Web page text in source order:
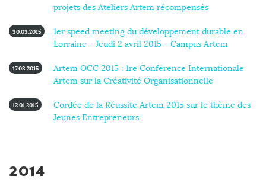
projets des Ateliers Artem récompensés
30.03.2015
1er speed meeting du développement durable en
Lorraine - Jeudi 2 avril 2015 - Campus Artem
17.03.2015
Artem OCC 2015 : 1re Conférence Internationale
Artem sur la Créativité Organisationnelle
12.01.2015
Cordée de la Réussite Artem 2015 sur le thème des
Jeunes Entrepreneurs
2014